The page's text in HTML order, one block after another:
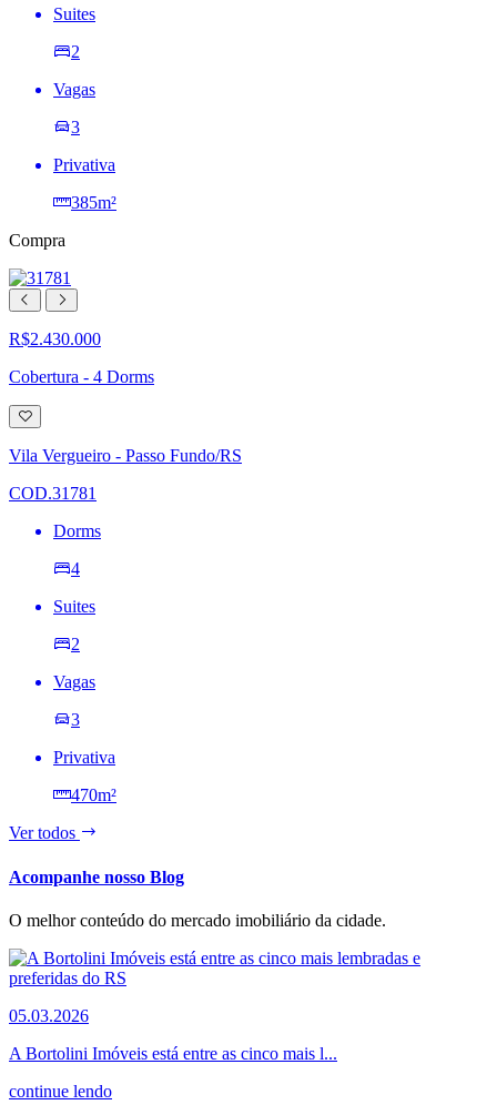
Suites
2
Vagas
3
Privativa
385m²
Compra
R$2.430.000
Cobertura - 4 Dorms
Adicionar
à
lista
de
Vila Vergueiro - Passo Fundo/RS
COD.31781
Dorms
4
Suites
2
Vagas
3
Privativa
470m²
Ver todos
Acompanhe nosso Blog
O melhor conteúdo do mercado imobiliário da cidade.
05.03.2026
A Bortolini Imóveis está entre as cinco mais l...
continue lendo